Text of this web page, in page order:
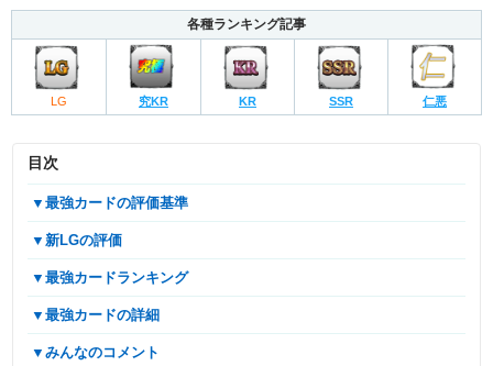
各種ランキング記事
LG 究KR KR SSR 仁悪
目次
▼最強カードの評価基準
▼新LGの評価
▼最強カードランキング
▼最強カードの詳細
▼みんなのコメント